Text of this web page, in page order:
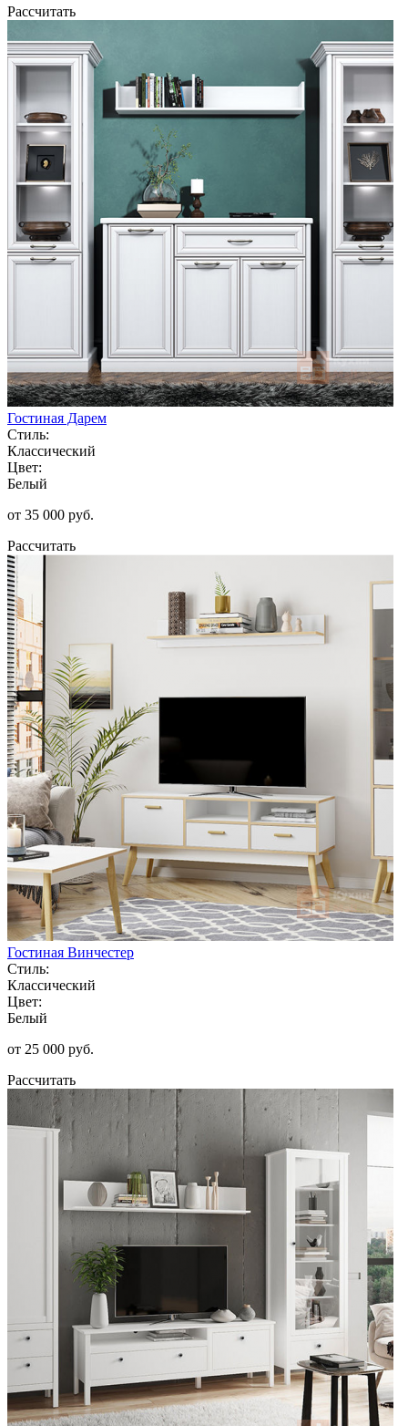
Рассчитать
Гостиная Дарем
Стиль:
Классический
Цвет:
Белый
от 35 000 руб.
Рассчитать
Гостиная Винчестер
Стиль:
Классический
Цвет:
Белый
от 25 000 руб.
Рассчитать